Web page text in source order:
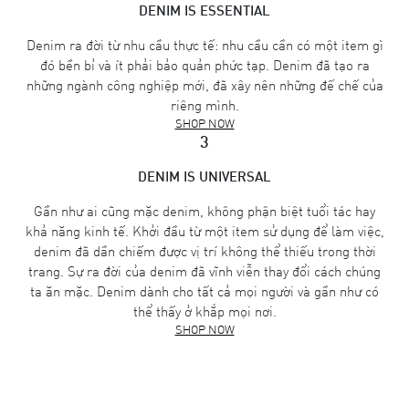
DENIM IS ESSENTIAL
Denim ra đời từ nhu cầu thực tế: nhu cầu cần có một item gì
đó bền bỉ và ít phải bảo quản phức tạp. Denim đã tạo ra
những ngành công nghiệp mới, đã xây nên những đế chế của
riêng mình.
SHOP NOW
3
DENIM IS UNIVERSAL
Gần như ai cũng mặc denim, không phận biệt tuổi tác hay
khả năng kinh tế. Khởi đầu từ một item sử dụng để làm việc,
denim đã dần chiếm được vị trí không thể thiếu trong thời
trang. Sự ra đời của denim đã vĩnh viễn thay đổi cách chúng
ta ăn mặc. Denim dành cho tất cả mọi người và gần như có
thể thấy ở khắp mọi nơi.
SHOP NOW